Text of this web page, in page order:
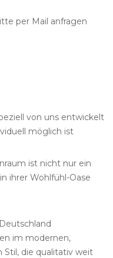
per Mail anfragen
von uns entwickelt
möglich ist
ist nicht nur ein
ihrer Wohlfühl-Oase
im modernen,
Stil, die qualitativ weit